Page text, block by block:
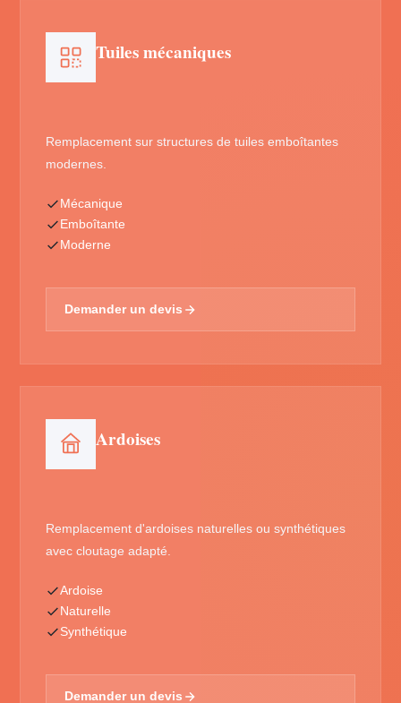
Tuiles mécaniques
Remplacement sur structures de tuiles emboîtantes
modernes.
Mécanique
Emboîtante
Moderne
Demander un devis
Ardoises
Remplacement d'ardoises naturelles ou synthétiques
avec cloutage adapté.
Ardoise
Naturelle
Synthétique
Demander un devis